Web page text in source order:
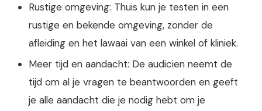
Rustige omgeving: Thuis kun je testen in een
rustige en bekende omgeving, zonder de
afleiding en het lawaai van een winkel of kliniek.
Meer tijd en aandacht: De audicien neemt de
tijd om al je vragen te beantwoorden en geeft
je alle aandacht die je nodig hebt om je